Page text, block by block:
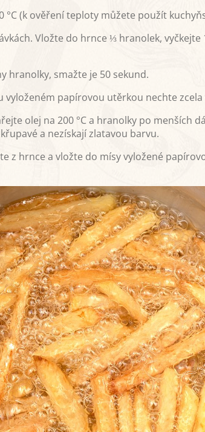
°C (k ověření teploty můžete použít
Vložte do hrnce ⅓ hranolek,
hranolky, smažte je 50 sekund.
vyloženém papírovou utěrkou nechte
olej na 200 °C a hranolky po menších
a nezískají zlatavou barvu.
z hrnce a vložte do mísy vyložené